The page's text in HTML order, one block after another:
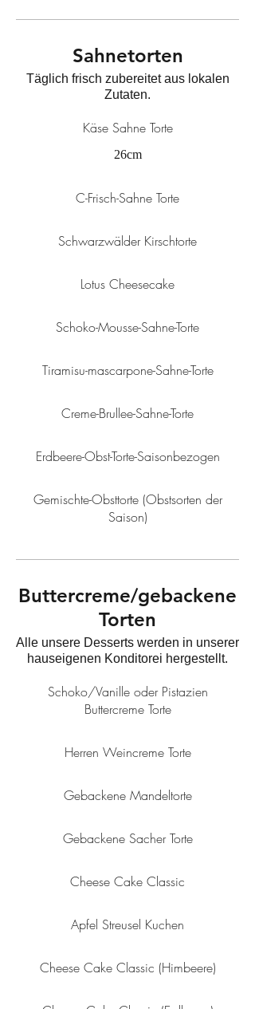
Sahnetorten
Täglich frisch zubereitet aus lokalen
Zutaten.
Käse Sahne Torte
26cm
C-Frisch-Sahne Torte
Schwarzwälder Kirschtorte
Lotus Cheesecake
Schoko-Mousse-Sahne-Torte
Tiramisu-mascarpone-Sahne-Torte
Creme-Brullee-Sahne-Torte
Erdbeere-Obst-Torte-Saisonbezogen
Gemischte-Obsttorte (Obstsorten der
Saison)
Buttercreme/gebackene
Torten
Alle unsere Desserts werden in unserer
hauseigenen Konditorei hergestellt.
Schoko/Vanille oder Pistazien
Buttercreme Torte
Herren Weincreme Torte
Gebackene Mandeltorte
Gebackene Sacher Torte
Cheese Cake Classic
Apfel Streusel Kuchen
Cheese Cake Classic (Himbeere)